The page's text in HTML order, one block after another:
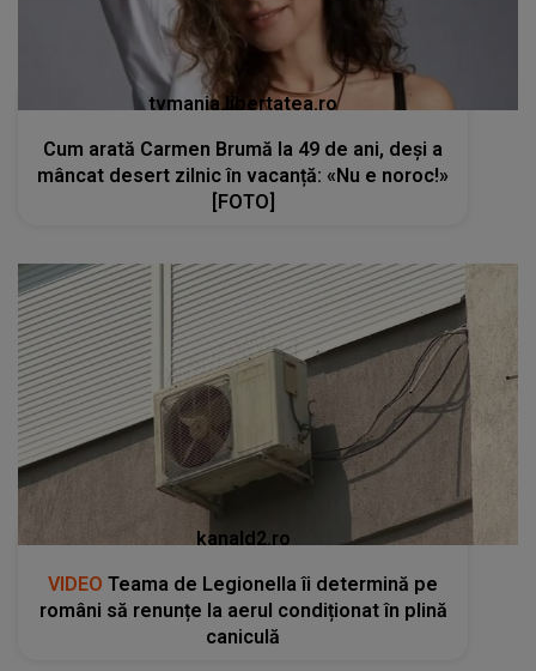
tvmania.libertatea.ro
Cum arată Carmen Brumă la 49 de ani, deși a
mâncat desert zilnic în vacanță: «Nu e noroc!»
[FOTO]
kanald2.ro
VIDEO Teama de Legionella îi determină pe
români să renunțe la aerul condiționat în plină
caniculă